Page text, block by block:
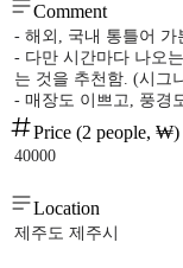
Comment
- 해외, 국내 통틀어 가
- 다만 시간마다 나오
는 것을 추천함. (시그
- 매장도 이쁘고, 풍경
Price (2 people, ₩)
40000
Location
제주도 제주시